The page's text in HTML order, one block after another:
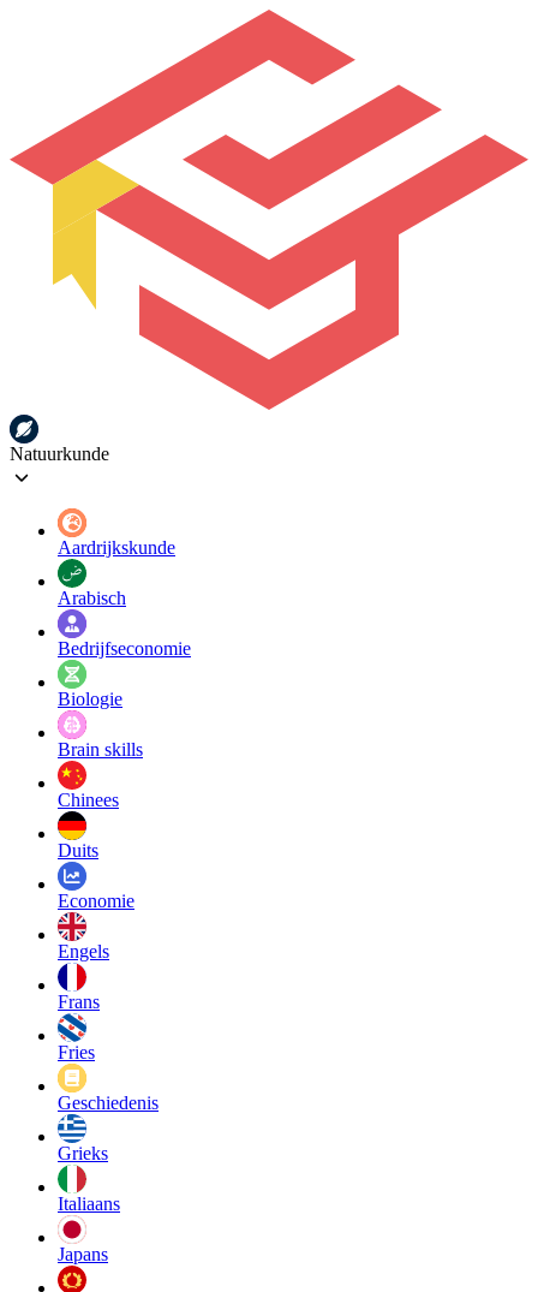
Natuurkunde
Aardrijkskunde
Arabisch
Bedrijfseconomie
Biologie
Brain skills
Chinees
Duits
Economie
Engels
Frans
Fries
Geschiedenis
Grieks
Italiaans
Japans